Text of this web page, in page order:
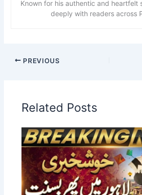
Known for his authentic and heartfelt
deeply with readers across
PREVIOUS
Related Posts